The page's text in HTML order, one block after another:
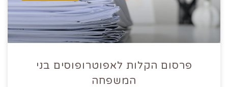
פרסום הקלות לאפוטרופוסים בני
המשפחה